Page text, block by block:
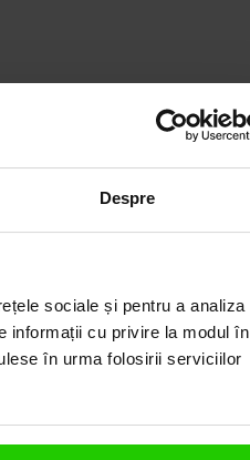
Despre
sociale și pentru a analiza
informații cu privire la modul în
în urma folosirii serviciilor